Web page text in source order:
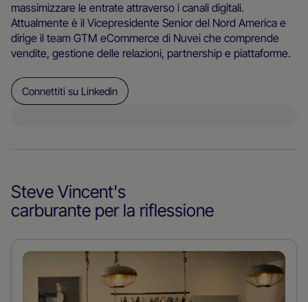
massimizzare le entrate attraverso i canali digitali.
Attualmente è il Vicepresidente Senior del Nord America e
dirige il team GTM eCommerce di Nuvei che comprende
vendite, gestione delle relazioni, partnership e piattaforme.
Connettiti su Linkedin
Steve Vincent's
carburante per la riflessione
saperne